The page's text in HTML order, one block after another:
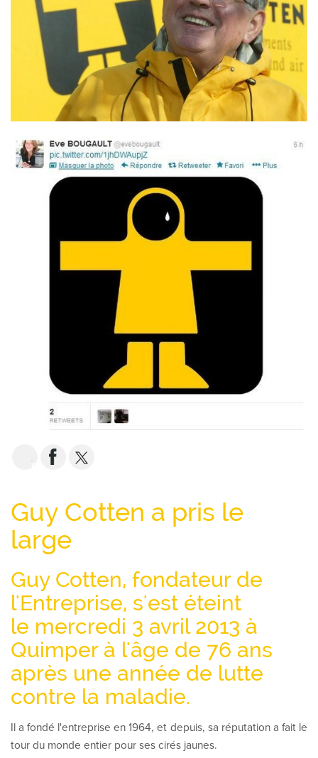
EMAIL
Guy Cotten a pris le
large
Guy Cotten, fondateur de
l'Entreprise, s'est éteint
le mercredi 3 avril 2013 à
Quimper à l'âge de 76 ans
après une année de lutte
contre la maladie.
Il a fondé l'entreprise en 1964, et depuis, sa réputation a fait le
tour du monde entier pour ses cirés jaunes.